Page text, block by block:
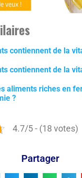
contiennent de la
contiennent de la
aliments riches en
?
4.7/5 - (18 votes)
Partager